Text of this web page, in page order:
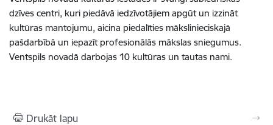
dzīves centri, kuri piedāvā iedzīvotājiem apgūt un izzināt
kultūras mantojumu, aicina piedalīties mākslinieciskajā
pašdarbībā un iepazīt profesionālās mākslas sniegumus.
Ventspils novadā darbojas 10 kultūras un tautas nami.
Drukāt lapu